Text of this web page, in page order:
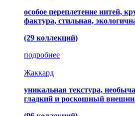
особое переплетение нитей,
фактура, стильная,
(29 коллекций)
подробнее
Жаккард
уникальная текстура,
гладкий и роскошный